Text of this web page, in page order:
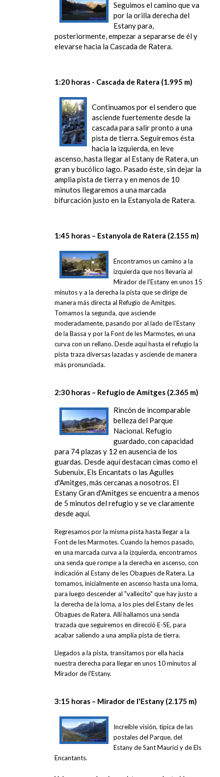
Seguimos el camino que va
por la orilla derecha del
Estany para,
posteriormente, empezar a separarse de él y
elevarse hacia la Cascada de Ratera.
1:20 horas - Cascada de Ratera (1.995 m)
Continuamos por el sendero que
asciende fuertemente desde la
cascada para salir pronto a una
pista de tierra. Seguiremos ésta
hacia la izquierda, en leve
ascenso, hasta llegar al Estany de Ratera, un
gran y bucólico lago. Pasado éste, sin dejar la
amplia pista de tierra y en menos de 10
minutos llegaremos a una marcada
bifurcación justo en la Estanyola de Ratera.
1:45 horas – Estanyola de Ratera (2.155 m)
Encontramos un camino a la
izquierda que nos llevaría al
Mirador de l'Estany en unos 15
minutos y a la derecha la pista que se dirige de
manera más directa al Refugio de Amitges.
Tomamos la segunda, que asciende
moderadamente, pasando por al lado de l'Estany
de la Bassa y porla Font de les Marmotes, en una
curva con un rellano. Desde aquí hasta el refugio la
pista traza diversas lazadas y asciende de manera
más pronunciada.
2:30 horas – Refugio de Amitges (2.365 m)
Rincón de incomparable
belleza del Parque
Nacional. Refugio
guardado, con capacidad
para 74 plazas y 12 en ausencia de los
guardas. Desde aquí destacan cimas como el
Subenuix, Els Encantats o las Agulles
d'Amitges, más cercanas a nosotros. El
Estany Gran d'Amitges se encuentra a menos
de 5 minutos del refugio y se ve claramente
desde aquí.
Regresamos por la misma pista hasta llegar a la
Font de les Marmotes. Cuando la hemos pasado,
en una marcada curva a la izquierda, encontramos
una senda que rompe a la derecha en ascenso, con
indicación al Estany de les Obagues de Ratera. La
tomamos, inicialmente en ascenso hasta una loma,
para luego descender al "vallecito" que hay justo a
la derecha de la loma, a los pies del Estany de les
Obagues de Ratera. Allí hallamos una senda
trazada que seguiremos en direcció E-SE, para
acabar saliendo a una amplia pista de tierra.
Llegados a la pista, transitamos por ella hacia
nuestra derecha para llegar en unos 10 minutos al
Mirador de l'Estany.
3:15 horas – Mirador de l'Estany (2.175 m)
Increíble visión, típica de las
postales del Parque, del
Estany de Sant Maurici y de Els
Encantants.